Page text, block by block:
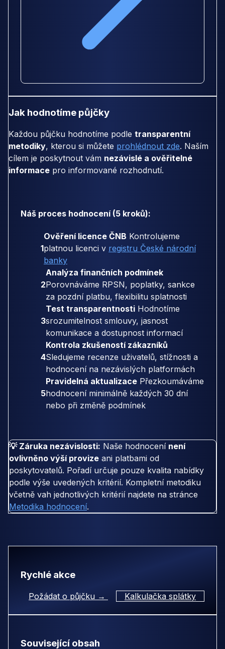
Jak hodnotíme půjčky
Každou půjčku hodnotíme podle transparentní
metodiky, kterou si můžete prohlédnout zde. Naším
cílem je poskytnout vám nezávislé a ověřitelné
informace pro informované rozhodnutí.
Náš proces hodnocení (5 kroků):
1
Ověření licence ČNB Kontrolujeme
platnou licenci v registru České národní
banky
2
Analýza finančních podmínek
Porovnáváme RPSN, poplatky, sankce
za pozdní platbu, flexibilitu splatnosti
3
Test transparentnosti Hodnotíme
srozumitelnost smlouvy, jasnost
komunikace a dostupnost informací
4
Kontrola zkušeností zákazníků
Sledujeme recenze uživatelů, stížnosti a
hodnocení na nezávislých platformách
5
Pravidelná aktualizace Přezkoumáváme
hodnocení minimálně každých 30 dní
nebo při změně podmínek
💡 Záruka nezávislosti: Naše hodnocení není
ovlivněno výší provize ani platbami od
poskytovatelů. Pořadí určuje pouze kvalita nabídky
podle výše uvedených kritérií. Kompletní metodiku
včetně vah jednotlivých kritérií najdete na stránce
Metodika hodnocení.
Rychlé akce
Požádat o půjčku → Kalkulačka splátky
Související obsah